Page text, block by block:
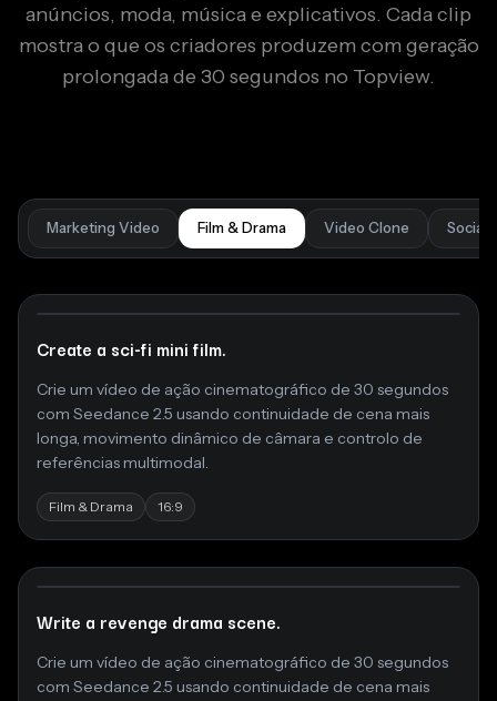
anúncios, moda, música e explicativos. Cada clip
mostra o que os criadores produzem com geração
prolongada de 30 segundos no Topview.
Marketing Video Film & Drama Video Clone Social
Create a sci-fi mini film.
Crie um vídeo de ação cinematográfico de 30 segundos
com Seedance 2.5 usando continuidade de cena mais
longa, movimento dinâmico de câmara e controlo de
referências multimodal.
Film & Drama 16:9
Write a revenge drama scene.
Crie um vídeo de ação cinematográfico de 30 segundos
com Seedance 2.5 usando continuidade de cena mais